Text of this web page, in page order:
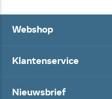
Webshop
Klantenservice
Nieuwsbrief